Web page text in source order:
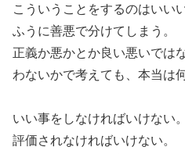
こういうことをするのはいい
ふうに善悪で分けてしまう。
正義か悪かとか良い悪いでは
わないかで考えても、本当は
いい事をしなければいけない。
評価されなければいけない。